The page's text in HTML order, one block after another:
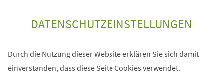
DATENSCHUTZEINSTELLUNGEN
Durch die Nutzung dieser Website erklären Sie sich damit
einverstanden, dass diese Seite Cookies verwendet.